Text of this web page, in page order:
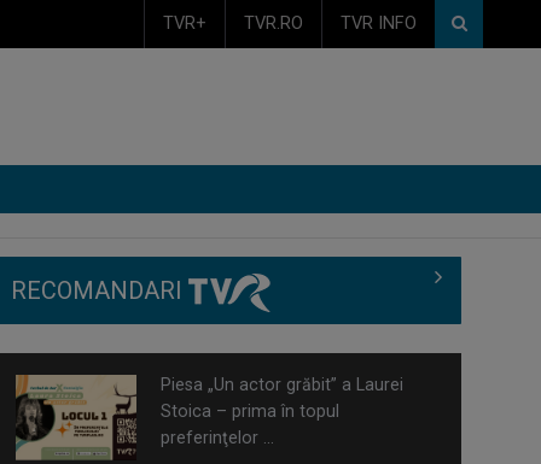
TVR+ TVR.RO TVR INFO
RECOMANDARI
Stoica – prima în topul
preferinţelor ...